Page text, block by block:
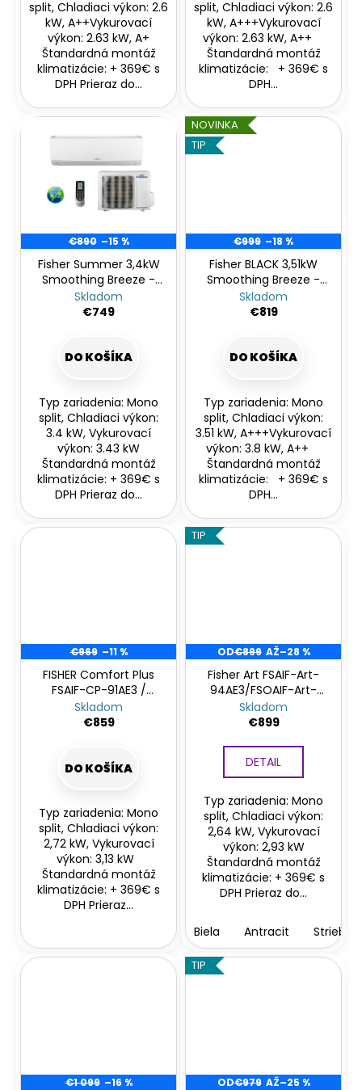
split, Chladiaci výkon: 2.6
kW, A++Vykurovací
výkon: 2.63 kW, A+
Štandardná montáž
klimatizácie: + 369€ s
DPH Prieraz do...
split, Chladiaci výkon: 2.6
kW, A+++Vykurovací
výkon: 2.63 kW, A++
Štandardná montáž
klimatizácie: + 369€ s
DPH...
€890 –15 %
Fisher Summer 3,4kW
Smoothing Breeze -
bezprievanová
Skladom
€749
DO KOŠÍKA
Typ zariadenia: Mono
split, Chladiaci výkon:
3.4 kW, Vykurovací
výkon: 3.43 kW
Štandardná montáž
klimatizácie: + 369€ s
DPH Prieraz do...
NOVINKA
TIP
€999 –18 %
Fisher BLACK 3,51kW
Smoothing Breeze -
bezprievanová
Skladom
€819
DO KOŠÍKA
Typ zariadenia: Mono
split, Chladiaci výkon:
3.51 kW, A+++Vykurovací
výkon: 3.8 kW, A++
Štandardná montáž
klimatizácie: + 369€ s
DPH...
€969 –11 %
FISHER Comfort Plus
FSAIF-CP-91AE3 /
FSOAIF-CP-91AE3
Skladom
€859
DO KOŠÍKA
Typ zariadenia: Mono
split, Chladiaci výkon:
2,72 kW, Vykurovací
výkon: 3,13 kW
Štandardná montáž
klimatizácie: + 369€ s
DPH Prieraz...
TIP
OD€899 AŽ–28 %
Fisher Art FSAIF-Art-
94AE3/FSOAIF-Art-
94AE3
Skladom
€899
DETAIL
Typ zariadenia: Mono
split, Chladiaci výkon:
2,64 kW, Vykurovací
výkon: 2,93 kW
Štandardná montáž
klimatizácie: + 369€ s
DPH Prieraz do...
Biela Antracit
€1 099 –16 %
TIP
OD€979 AŽ–25 %